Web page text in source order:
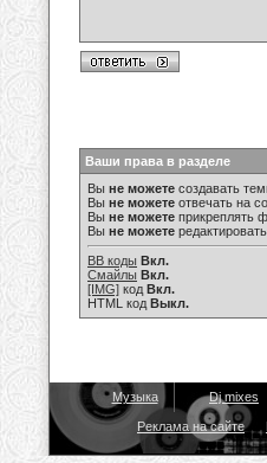
Ваши права в разделе
Вы не можете создавать
Вы не можете отвечать на
Вы не можете прикреплять
Вы не можете
BB коды Вкл.
Смайлы Вкл.
[IMG] код Вкл.
HTML код Выкл.
Музыка Dj mixes
Реклама на сайте